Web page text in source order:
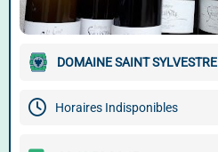
DOMAINE SAINT SYLVESTRE
Horaires Indisponibles